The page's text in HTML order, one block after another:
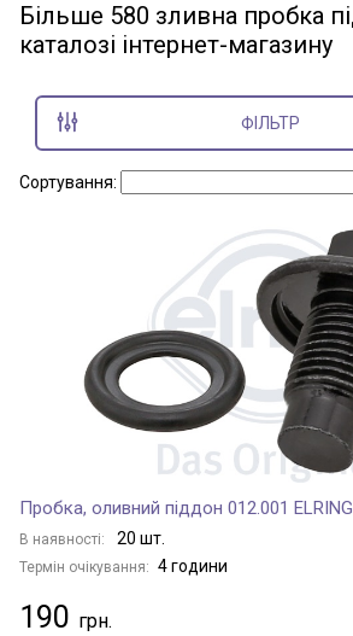
Great Wall
Hummer
Tesla
Показати всі марки
Більше 580 зливна пробка
каталозі інтернет-магазину
ФІЛЬТР
Сортування:
Пробка, оливний піддон 012.001 ELRING
В наявності: 20 шт.
Термін очікування: 4 години
190